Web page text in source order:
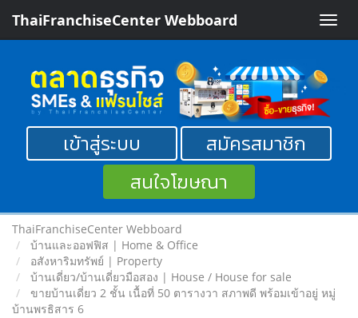
Toggle
ThaiFranchiseCenter Webboard
เข้าสู่ระบบ
สมัครสมาชิก
สนใจโฆษณา
ThaiFranchiseCenter Webboard
บ้านและออฟฟิส | Home & Office
อสังหาริมทรัพย์ | Property
บ้านเดี่ยว/บ้านเดี่ยวมือสอง | House / House for sale
ขายบ้านเดี่ยว 2 ชั้น เนื้อที่ 50 ตารางวา สภาพดี พร้อมเข้าอยู่ หมู่
บ้านพรธิสาร 6